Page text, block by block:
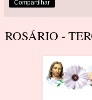
Compartilhar
ROSÁRIO -